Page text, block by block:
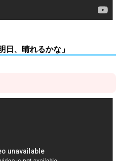
日、晴れるかな」